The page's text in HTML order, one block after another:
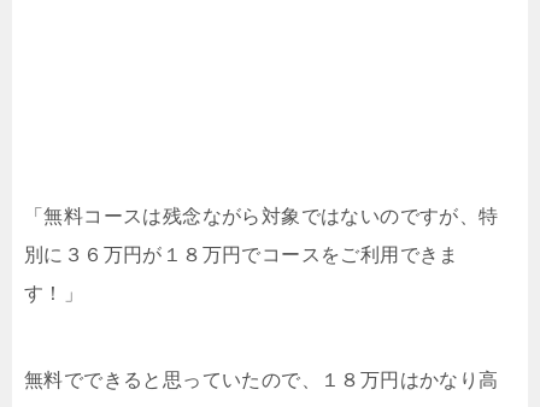
「無料コースは残念ながら対象ではないのですが、特
別に３６万円が１８万円でコースをご利用できま
す！」
無料でできると思っていたので、１８万円はかなり高